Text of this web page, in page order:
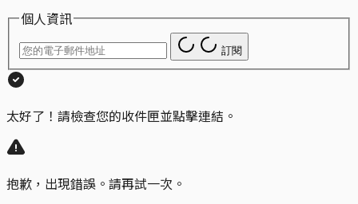
個人資訊
訂閱
太好了！請檢查您的收件匣並點擊連結。
抱歉，出現錯誤。請再試一次。